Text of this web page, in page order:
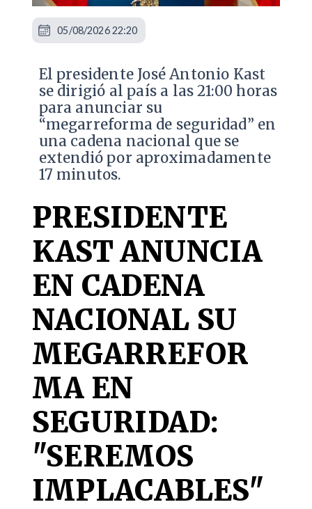
El presidente José Antonio Kast
se dirigió al país a las 21:00 horas
para anunciar su
“megarreforma de seguridad” en
una cadena nacional que se
extendió por aproximadamente
17 minutos.
PRESIDENTE
KAST ANUNCIA
EN CADENA
NACIONAL SU
MEGARREFOR
MA EN
SEGURIDAD:
"SEREMOS
IMPLACABLES"
05/08/2026 22:20